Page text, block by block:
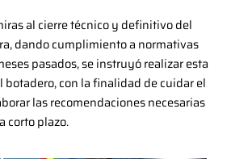
al cierre técnico y definitivo del
dando cumplimiento a normativas
pasados, se instruyó realizar esta
con la finalidad de cuidar el
las recomendaciones necesarias
corto plazo.